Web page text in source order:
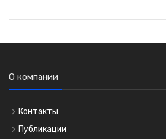
О компании
Контакты
Публикации